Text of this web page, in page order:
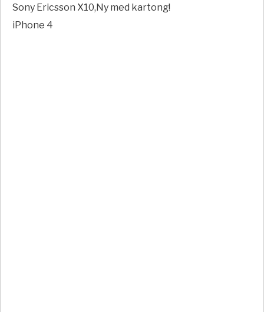
Sony Ericsson X10,Ny med kartong!
iPhone 4